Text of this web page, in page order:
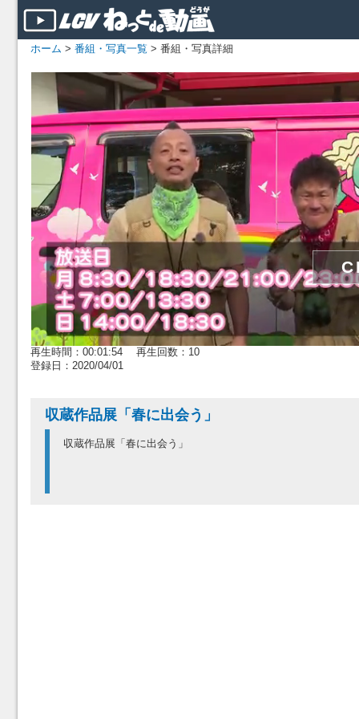
ホーム > 番組・写真一覧 > 番組・写真詳細
再生時間：00:01:54 再生回数：10
登録日：2020/04/01
収蔵作品展「春に出会う」
収蔵作品展「春に出会う」